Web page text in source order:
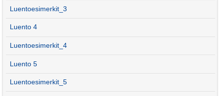
Luentoesimerkit_3
Luento 4
Luentoesimerkit_4
Luento 5
Luentoesimerkit_5